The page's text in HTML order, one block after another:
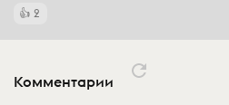
2
Комментарии